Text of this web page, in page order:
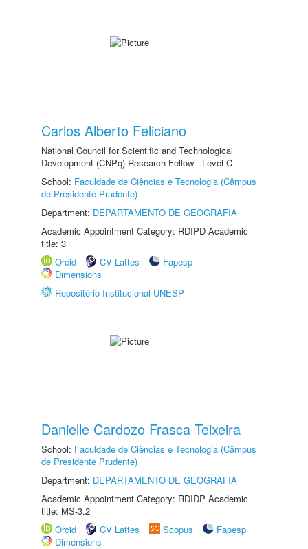
Carlos Alberto Feliciano
National Council for Scientific and Technological
Development (CNPq) Research Fellow - Level C
School: Faculdade de Ciências e Tecnologia (Câmpus
de Presidente Prudente)
Department: DEPARTAMENTO DE GEOGRAFIA
Academic Appointment Category: RDIPD Academic
title: 3
Orcid
CV Lattes
Fapesp
Dimensions
Repositório Institucional UNESP
Danielle Cardozo Frasca Teixeira
School: Faculdade de Ciências e Tecnologia (Câmpus
de Presidente Prudente)
Department: DEPARTAMENTO DE GEOGRAFIA
Academic Appointment Category: RDIDP Academic
title: MS-3.2
Orcid
CV Lattes Scopus
Fapesp
Dimensions